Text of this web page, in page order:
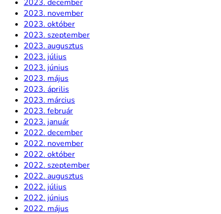
2023. december
2023. november
2023. október
2023. szeptember
2023. augusztus
2023. július
2023. június
2023. május
2023. április
2023. március
2023. február
2023. január
2022. december
2022. november
2022. október
2022. szeptember
2022. augusztus
2022. július
2022. június
2022. május